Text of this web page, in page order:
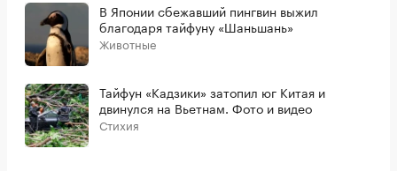
В Японии сбежавший пингвин выжил
благодаря тайфуну «Шаньшань»
Животные
Тайфун «Кадзики» затопил юг Китая и
двинулся на Вьетнам. Фото и видео
Стихия